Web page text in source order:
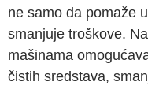
ne samo da pomaže
smanjuje troškove.
mašinama
čistih sredstava,